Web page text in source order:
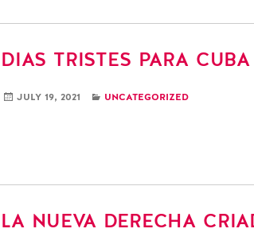
DIAS TRISTES PARA CUBA
JULY 19, 2021 CATEGORIES
UNCATEGORIZED
LA NUEVA DERECHA